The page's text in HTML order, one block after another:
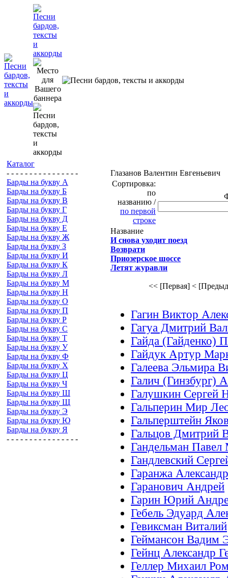
Каталог
- - - - - - - - - - - - - - - -
Барды на букву А
Барды на букву Б
Барды на букву В
Барды на букву Г
Барды на букву Д
Барды на букву Е
Барды на букву Ж
Барды на букву З
Барды на букву И
Барды на букву К
Барды на букву Л
Барды на букву М
Барды на букву Н
Барды на букву О
Барды на букву П
Барды на букву Р
Барды на букву С
Барды на букву Т
Барды на букву У
Барды на букву Ф
Барды на букву Х
Барды на букву Ц
Барды на букву Ч
Барды на букву Ш
Барды на букву Щ
Барды на букву Э
Барды на букву Ю
Барды на букву Я
- - - - - - - - - - - - - - - -
Глазанов Валентин Евгеньевич
Сортировка:
по
названию /
по первой
строке
Название
И снова уходит поезд
Возврати
Приозерское шоссе
Летят журавли
<< [Первая] <
Гагин Виктор
Гагуа Дмитрий
Гайда (Гайденко)
Гайдук Артур
Галеева Эльмира
Галич (Гинзбург)
Галушкин Сергей
Гальперин Мир
Гальперштейн
Гальцов Дмитрий
Гандельман Павел
Гандлевский
Гаранжа Александр
Гаранович Андрей
Гарин Юрий
Гебель Эдуард
Гевиксман Виталий
Геймансон Вадим
Гейнц Александр
Геллер Михаил